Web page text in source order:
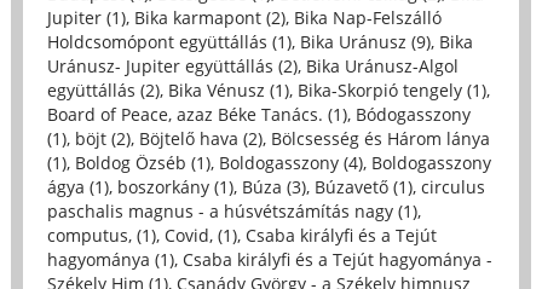
Jupiter (1), Bika karmapont (2), Bika Nap-Felszálló
Holdcsomópont együttállás (1), Bika Uránusz (9), Bika
Uránusz- Jupiter együttállás (2), Bika Uránusz-Algol
együttállás (2), Bika Vénusz (1), Bika-Skorpió tengely (1),
Board of Peace, azaz Béke Tanács. (1), Bódogasszony
(1), böjt (2), Böjtelő hava (2), Bölcsesség és Három lánya
(1), Boldog Özséb (1), Boldogasszony (4), Boldogasszony
ágya (1), boszorkány (1), Búza (3), Búzavető (1), circulus
paschalis magnus - a húsvétszámítás nagy (1),
computus, (1), Covid, (1), Csaba királyfi és a Tejút
hagyománya (1), Csaba királyfi és a Tejút hagyománya -
Székely Him (1), Csanády György - a Székely himnusz